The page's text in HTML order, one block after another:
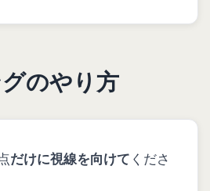
のやり方
だけに視線を向けて くださ